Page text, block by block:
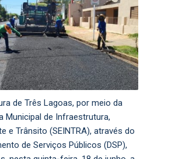
de Três Lagoas, por meio da
Municipal de Infraestrutura,
e Trânsito (SEINTRA), através do
de Serviços Públicos (DSP),